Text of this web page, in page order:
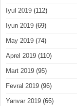
Iyul 2019 (112)
Iyun 2019 (69)
May 2019 (74)
Aprel 2019 (110)
Mart 2019 (95)
Fevral 2019 (96)
Yanvar 2019 (66)